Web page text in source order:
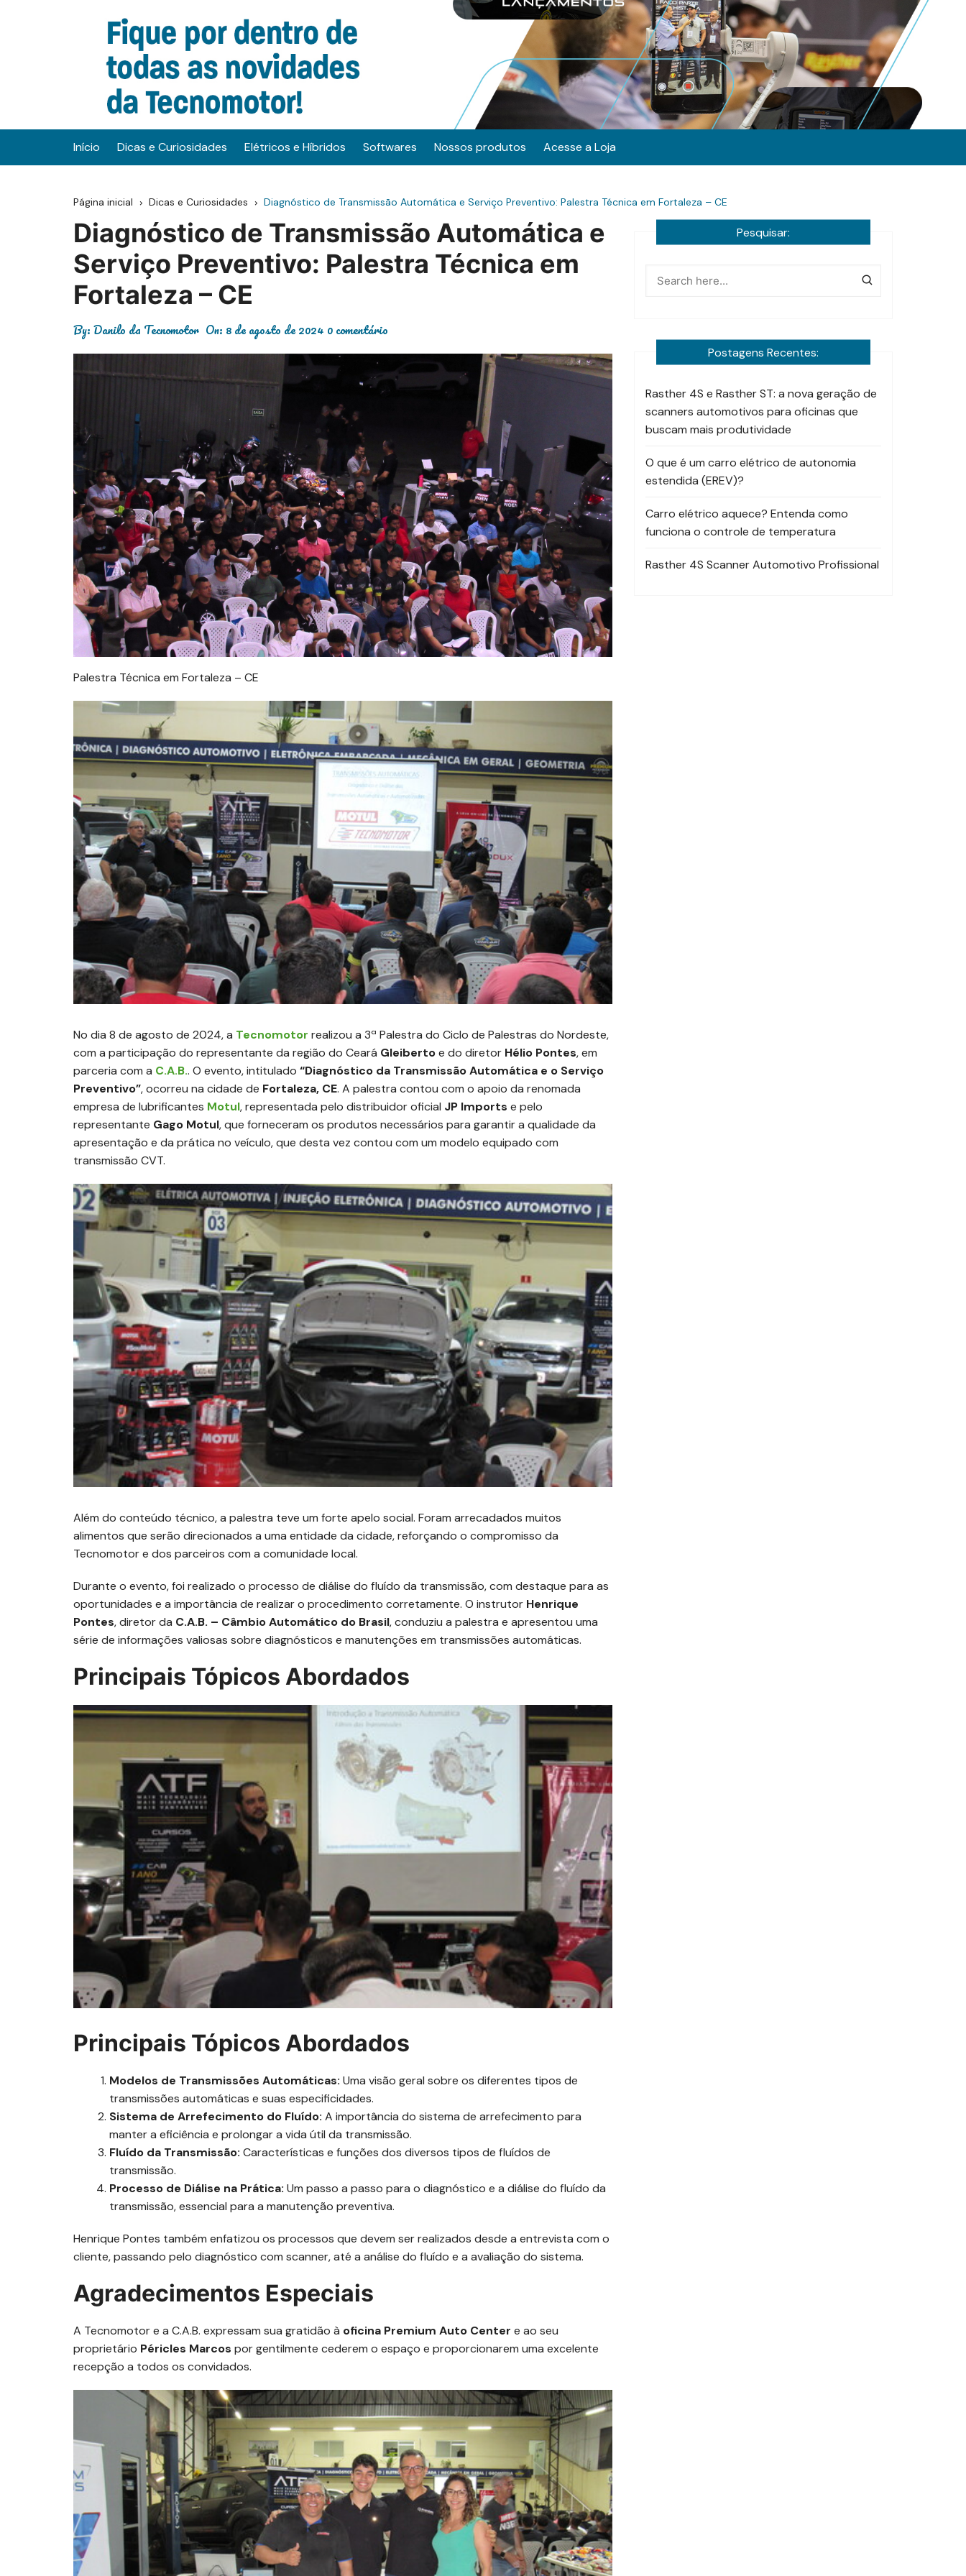
Início Dicas e Curiosidades Elétricos e Híbridos Softwares Nossos produtos Acesse a Loja
Página inicial Dicas e Curiosidades Diagnóstico de Transmissão Automática e Serviço Preventivo: Palestra Técnica em Fortaleza – CE
Diagnóstico de Transmissão Automática e
Serviço Preventivo: Palestra Técnica em
Fortaleza – CE
By:Danilo da Tecnomotor On: 8 de agosto de 2024 0 comentário
Palestra Técnica em Fortaleza – CE
No dia 8 de agosto de 2024, a Tecnomotor realizou a 3ª Palestra do Ciclo de Palestras do Nordeste,
com a participação do representante da região do Ceará Gleibertoe do diretor Hélio Pontes, em
parceria com a C.A.B.. O evento, intitulado “Diagnóstico da Transmissão Automática e o Serviço
Preventivo”, ocorreu na cidade de Fortaleza, CE. A palestra contou com o apoio da renomada
empresa de lubrificantes Motul, representada pelo distribuidor oficial JP Imports e pelo
representante Gago Motul, que forneceram os produtos necessários para garantir a qualidade da
apresentação e da prática no veículo, que desta vez contou com um modelo equipado com
transmissão CVT.
Além do conteúdo técnico, a palestra teve um forte apelo social. Foram arrecadados muitos
alimentos que serão direcionados a uma entidade da cidade, reforçando o compromisso da
Tecnomotor e dos parceiros com a comunidade local.
Durante o evento, foi realizado o processo de diálise do fluído da transmissão, com destaque para as
oportunidades e a importância de realizar o procedimento corretamente. O instrutor Henrique
Pontes, diretor da C.A.B. – Câmbio Automático do Brasil, conduziu a palestra e apresentou uma
série de informações valiosas sobre diagnósticos e manutenções em transmissões automáticas.
Principais Tópicos Abordados
Principais Tópicos Abordados
Modelos de Transmissões Automáticas: Uma visão geral sobre os diferentes tipos de
transmissões automáticas e suas especificidades.
Sistema de Arrefecimento do Fluído: A importância do sistema de arrefecimento para
manter a eficiência e prolongar a vida útil da transmissão.
Fluído da Transmissão: Características e funções dos diversos tipos de fluídos de
transmissão.
Processo de Diálise na Prática: Um passo a passo para o diagnóstico e a diálise do fluído da
transmissão, essencial para a manutenção preventiva.
Henrique Pontes também enfatizou os processos que devem ser realizados desde a entrevista com o
cliente, passando pelo diagnóstico com scanner, até a análise do fluído e a avaliação do sistema.
Agradecimentos Especiais
A Tecnomotor e a C.A.B. expressam sua gratidão à oficina Premium Auto Center e ao seu
proprietário Péricles Marcos por gentilmente cederem o espaço e proporcionarem uma excelente
recepção a todos os convidados.
Pesquisar:
Postagens Recentes:
Rasther 4S e Rasther ST: a nova geração de
scanners automotivos para oficinas que
buscam mais produtividade
O que é um carro elétrico de autonomia
estendida (EREV)?
Carro elétrico aquece? Entenda como
funciona o controle de temperatura
Rasther 4S Scanner Automotivo Profissional